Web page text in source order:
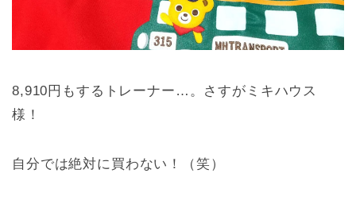
8,910円もするトレーナー…。さすがミキハウス
様！
自分では絶対に買わない！（笑）